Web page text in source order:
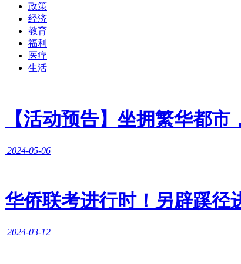
政策
经济
教育
福利
医疗
生活
【活动预告】坐拥繁华都
2024-05-06
华侨联考进行时！另辟蹊径
2024-03-12